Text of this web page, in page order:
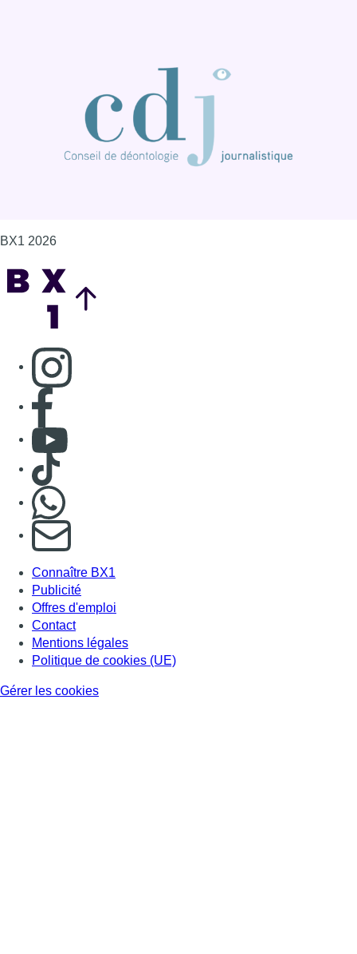
BX1 2026
Consulter page Instagram
Consulter page Facebook
Consulter Youtube
Consulter TikTok
S'abonner à notre newsletter
Connaître BX1
Publicité
Offres d'emploi
Contact
Mentions légales
Politique de cookies (UE)
Gérer les cookies